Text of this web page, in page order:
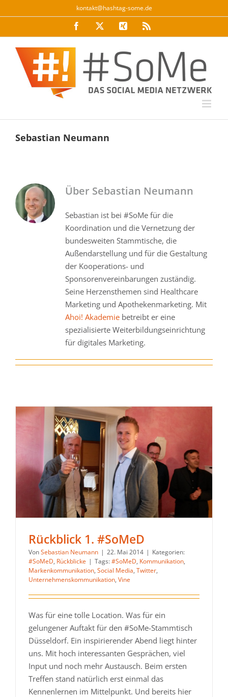
Inhalt
kontakt@hashtag-some.de
FacebookTwitterXing Rss
Sebastian Neumann
Über Sebastian Neumann
Sebastian ist bei #SoMe für die
Koordination und die Vernetzung der
bundesweiten Stammtische, die
Außendarstellung und für die Gestaltung
der Kooperations- und
Sponsorenvereinbarungen zuständig.
Seine Herzensthemen sind Healthcare
Marketing und Apothekenmarketing. Mit
Ahoi! Akademiebetreibt er eine
spezialisierte Weiterbildungseinrichtung
für digitales Marketing.
Rückblick 1. #SoMeD
VonSebastian Neumann | 22. Mai 2014 | Kategorien:
#SoMeD, Rückblicke | Tags:#SoMeD, Kommunikation,
Markenkommunikation, Social Media, Twitter,
Unternehmenskommunikation, Vine
Was für eine tolle Location. Was für ein
gelungener Auftakt für den #SoMe-Stammtisch
Düsseldorf. Ein inspirierender Abend liegt hinter
uns. Mit hoch interessanten Gesprächen, viel
Input und noch mehr Austausch. Beim ersten
Treffen stand natürlich erst einmal das
Kennenlernen im Mittelpunkt. Und bereits hier